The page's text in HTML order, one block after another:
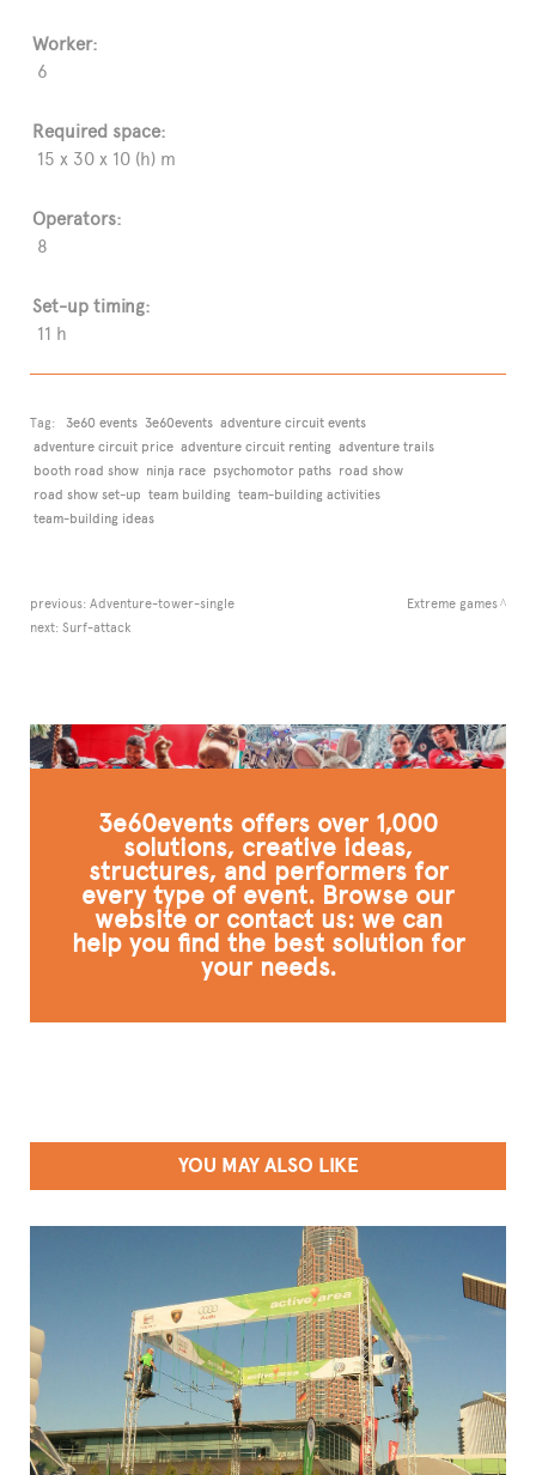
Worker:
6
Required space:
15 x 30 x 10 (h) m
Operators:
8
Set-up timing:
11 h
Tag: 3e60 events 3e60events adventure circuit events
adventure circuit price adventure circuit renting adventure trails
booth road show ninja race psychomotor paths road show
road show set-up team building team-building activities
team-building ideas
previous: Adventure-tower-single
next: Surf-attack
Extreme games
3e60events offers over 1,000
solutions, creative ideas,
structures, and performers for
every type of event. Browse our
website or contact us: we can
help you find the best solution for
your needs.
YOU MAY ALSO LIKE